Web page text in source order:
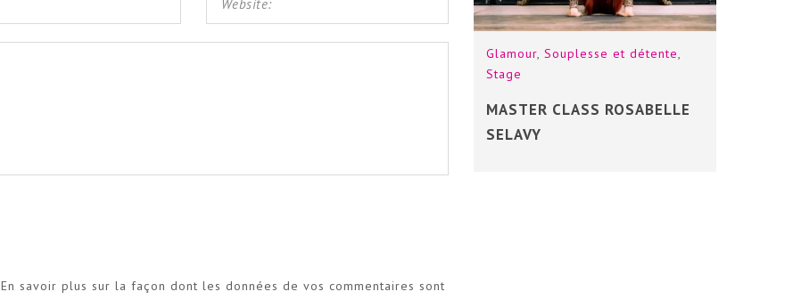
En savoir plus sur la façon dont les données de vos commentaires sont
Glamour Souplesse et détente
Stage
MASTER CLASS ROSABELLE
SELAVY